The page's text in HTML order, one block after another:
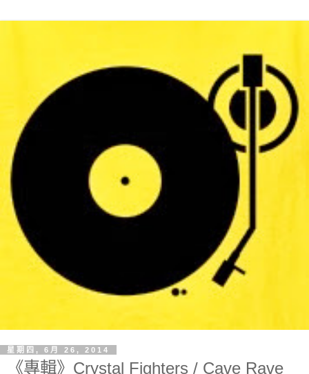
星期四, 6月 26, 2014
《專輯》Crystal Fighters / Cave Rave